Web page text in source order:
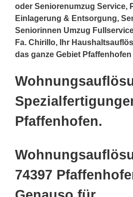
oder Seniorenumzug Service,
Einlagerung & Entsorgung,
Seniorinnen Umzug
Fa. Chirillo, Ihr
das ganze Gebiet Pfaffenhofen
Pfaffenhofen.
74397